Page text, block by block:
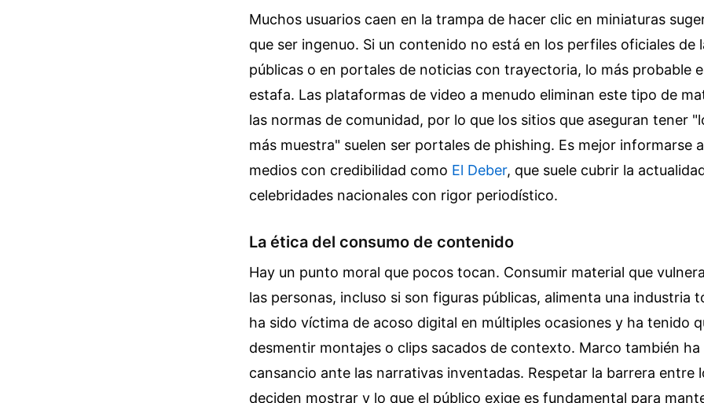
Muchos usuarios caen en la trampa de hacer clic en miniaturas
que ser ingenuo. Si un contenido no está en los perfiles oficiales de
públicas o en portales de noticias con trayectoria, lo más probable
estafa. Las plataformas de video a menudo eliminan este tipo de
las normas de comunidad, por lo que los sitios que aseguran tener
más muestra" suelen ser portales de phishing. Es mejor informarse
medios con credibilidad como El Deber, que suele cubrir la
celebridades nacionales con rigor periodístico.
La ética del consumo de contenido
Hay un punto moral que pocos tocan. Consumir material que
las personas, incluso si son figuras públicas, alimenta una industria
ha sido víctima de acoso digital en múltiples ocasiones y ha tenido
desmentir montajes o clips sacados de contexto. Marco también ha
cansancio ante las narrativas inventadas. Respetar la barrera entre
deciden mostrar y lo que el público exige es fundamental para